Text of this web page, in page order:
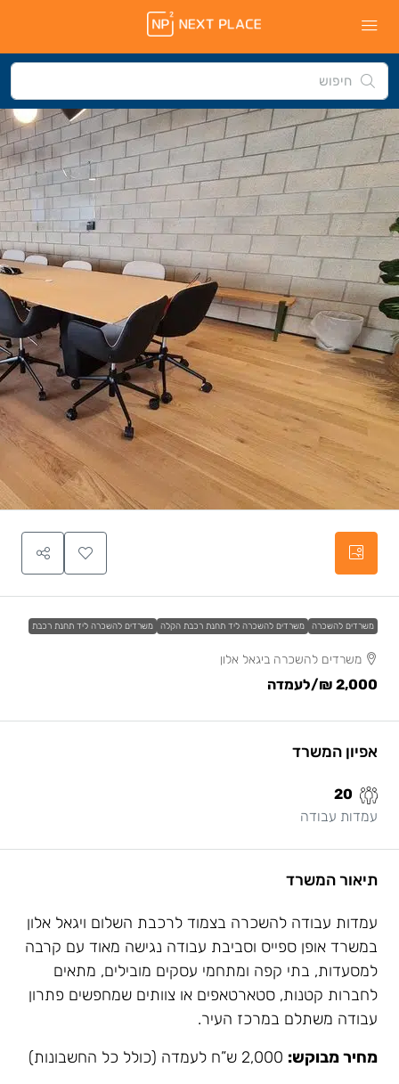
משרדים להשכרה משרדים להשכרה ליד תחנת רכבת הקלה משרדים להשכרה ליד תחנת רכבת
משרדים להשכרה ביגאל אלון
2,000 ₪ /לעמדה
אפיון המשרד
20
עמדות עבודה
תיאור המשרד
עמדות עבודה להשכרה בצמוד לרכבת השלום ויגאל אלון
במשרד אופן ספייס וסביבת עבודה נגישה מאוד עם קרבה
למסעדות, בתי קפה ומתחמי עסקים מובילים, מתאים
לחברות קטנות, סטארטאפים או צוותים שמחפשים פתרון
עבודה משתלם במרכז העיר.
מחיר מבוקש: